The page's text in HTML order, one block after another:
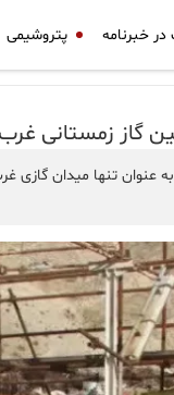
خبرنامه پتروشیمی
گاز زمستانی
عنوان تنها میدان